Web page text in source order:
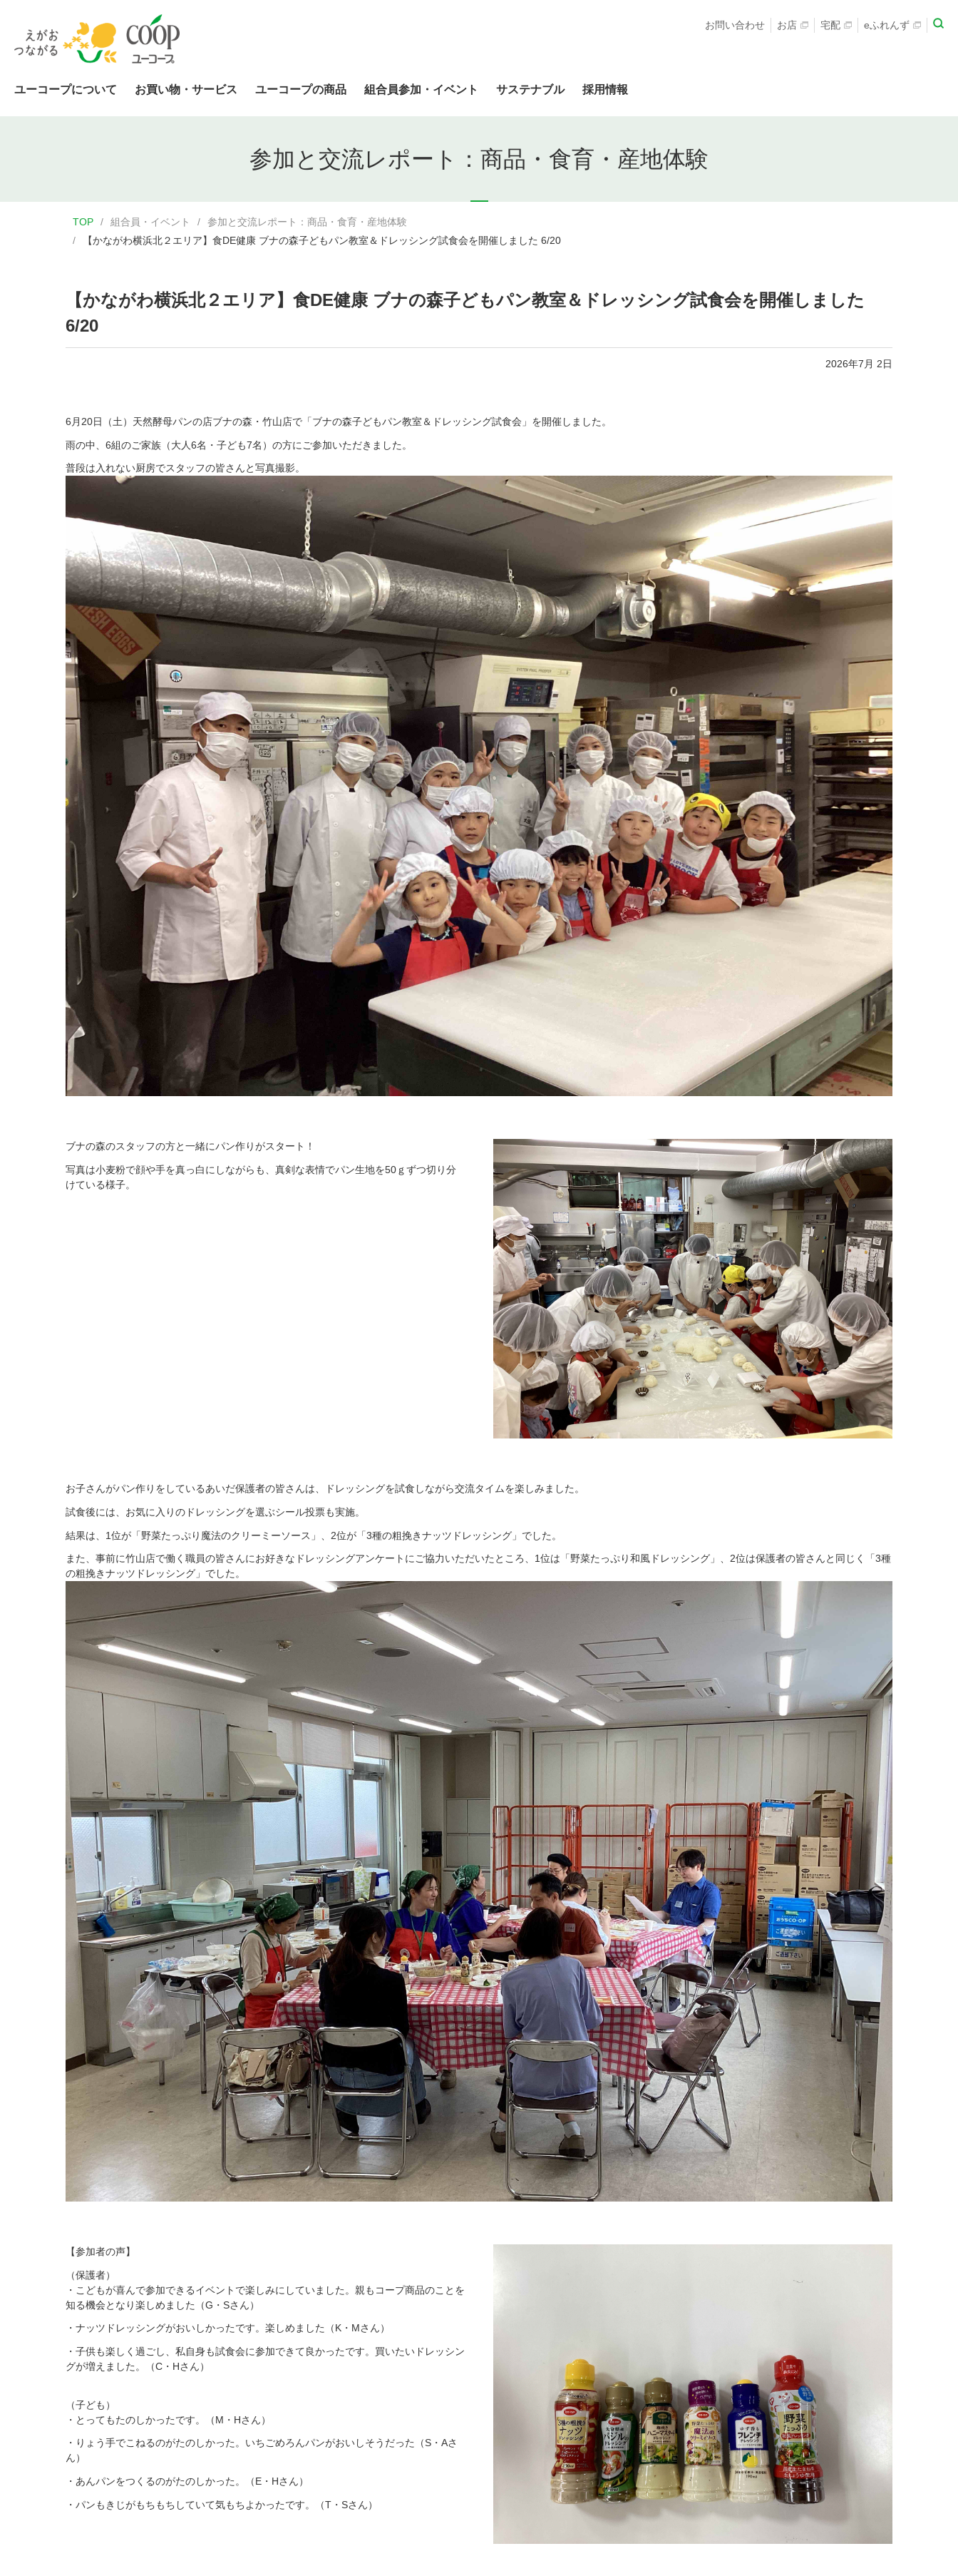
ユーコープについて お買い物・サービス ユーコープの商品 組合員参加・イベント サステナブル 採用情報
お問い合わせ お店 宅配 eふれんず
参加と交流レポート：商品・食育・産地体験
TOP 組合員・イベント
参加と交流レポート：商品・食育・産地体験
【かながわ横浜北２エリア】食DE健康 ブナの森子どもパン教室＆ドレッシング試食会を開催しました 6/20
【かながわ横浜北２エリア】食DE健康 ブナの森子どもパン教室＆ドレッシング試食会を開催しました
6/20
2026年7月 2日
6月20日（土）天然酵母パンの店ブナの森・竹山店で「ブナの森子どもパン教室＆ドレッシング試食会」を開催しました。
雨の中、6組のご家族（大人6名・子ども7名）の方にご参加いただきました。
普段は入れない厨房でスタッフの皆さんと写真撮影。
ブナの森のスタッフの方と一緒にパン作りがスタート！
写真は小麦粉で顔や手を真っ白にしながらも、真剣な表情でパン生地を50ｇずつ切り分
けている様子。
お子さんがパン作りをしているあいだ保護者の皆さんは、ドレッシングを試食しながら交流タイムを楽しみました。
試食後には、お気に入りのドレッシングを選ぶシール投票も実施。
結果は、1位が「野菜たっぷり魔法のクリーミーソース」、2位が「3種の粗挽きナッツドレッシング」でした。
また、事前に竹山店で働く職員の皆さんにお好きなドレッシングアンケートにご協力いただいたところ、1位は「野菜たっぷり和風ドレッシング」、2位は保護者の皆さんと同じく「3種
の粗挽きナッツドレッシング」でした。
【参加者の声】
（保護者）
・こどもが喜んで参加できるイベントで楽しみにしていました。親もコープ商品のことを
知る機会となり楽しめました（G・Sさん）
・ナッツドレッシングがおいしかったです。楽しめました（K・Mさん）
・子供も楽しく過ごし、私自身も試食会に参加できて良かったです。買いたいドレッシン
グが増えました。（C・Hさん）
（子ども）
・とってもたのしかったです。（M・Hさん）
・りょう手でこねるのがたのしかった。いちごめろんパンがおいしそうだった（S・Aさ
ん）
・あんパンをつくるのがたのしかった。（E・Hさん）
・パンもきじがもちもちしていて気もちよかったです。（T・Sさん）